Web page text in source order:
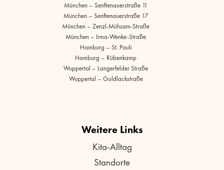
München – Senftenauerstraße 11
München – Senftenauerstraße 17
München – Zenzl-Mühsam-Straße
München – Irma-Wenke-Straße
Hamburg – St. Pauli
Hamburg – Rübenkamp
Wuppertal – Langerfelder Straße
Wuppertal – Goldlackstraße
Weitere Links
Kita-Alltag
Standorte